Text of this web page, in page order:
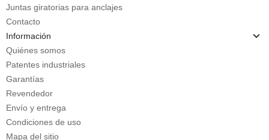
Juntas giratorias para anclajes
Contacto
Información
Quiénes somos
Patentes industriales
Garantías
Revendedor
Envío y entrega
Condiciones de uso
Mapa del sitio